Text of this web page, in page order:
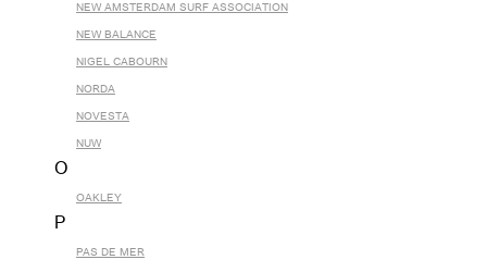
NEW AMSTERDAM SURF ASSOCIATION
NEW BALANCE
NIGEL CABOURN
NORDA
NOVESTA
NUW
O
OAKLEY
P
PAS DE MER